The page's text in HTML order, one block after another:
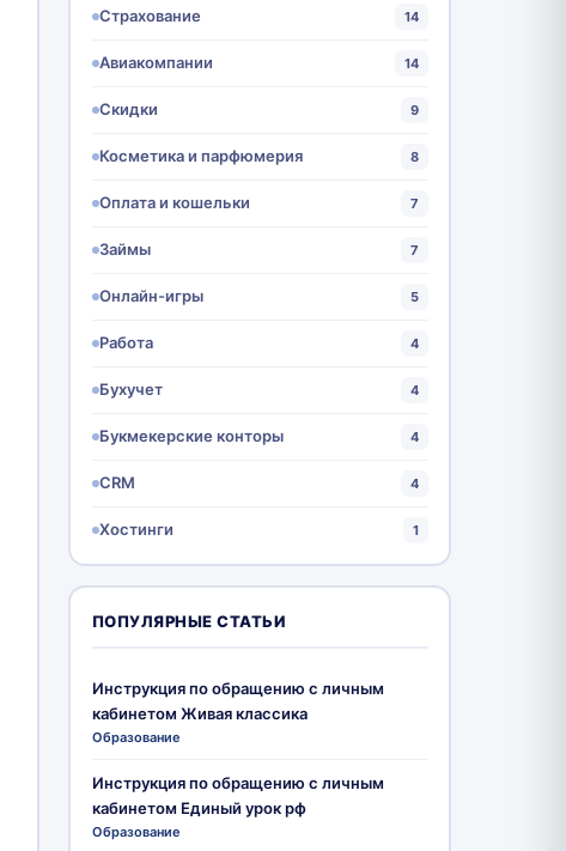
Страхование 14
Авиакомпании 14
Скидки 9
Косметика и парфюмерия 8
Оплата и кошельки 7
Займы 7
Онлайн-игры 5
Работа 4
Бухучет 4
Букмекерские конторы 4
CRM 4
Хостинги 1
ПОПУЛЯРНЫЕ СТАТЬИ
Инструкция по обращению с личным
кабинетом Живая классика
Образование
Инструкция по обращению с личным
кабинетом Единый урок рф
Образование